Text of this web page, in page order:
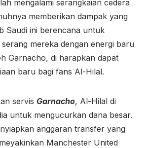
mengalami serangkaian cedera
memberikan dampak yang
Saudi ini berencana untuk
serang mereka dengan energi baru
Garnacho, di harapkan dapat
baru bagi fans Al-Hilal.
servis Garnacho, Al-Hilal di
untuk mengucurkan dana besar.
anggaran transfer yang
Manchester United